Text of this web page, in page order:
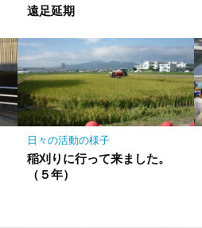
遠足延期
日々の活動の様子
稲刈りに行って来ました。
（５年）